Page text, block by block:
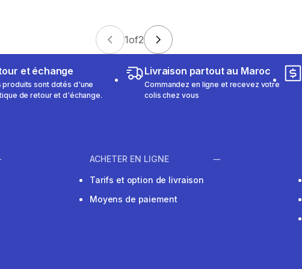
1of2
et échange
produits sont dotés d'une
de retour et d'échange.
Livraison partout au Maroc
Commandez en ligne et recevez votre
colis chez vous
ACHETER EN LIGNE
Tarifs et option de livraison
Moyens de paiement